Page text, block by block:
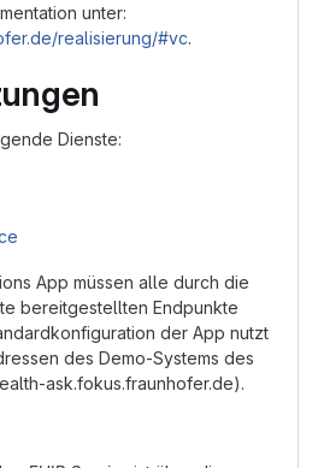
unter:
realisierung/#vc.
Dienste:
App müssen alle durch die
bereitgestellten Endpunkte
der App nutzt
des Demo-Systems des
ask.fokus.fraunhofer.de).